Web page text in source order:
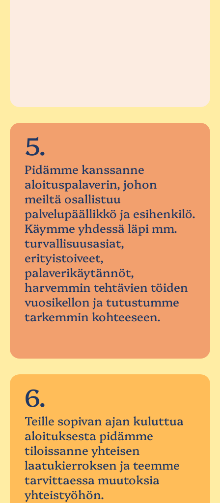
5.
Pidämme kanssanne
aloituspalaverin, johon
meiltä osallistuu
palvelupäällikkö ja esihenkilö.
Käymme yhdessä läpi mm.
turvallisuusasiat,
erityistoiveet,
palaverikäytännöt,
harvemmin tehtävien töiden
vuosikellon ja tutustumme
tarkemmin kohteeseen.
6.
Teille sopivan ajan kuluttua
aloituksesta pidämme
tiloissanne yhteisen
laatukierroksen ja teemme
tarvittaessa muutoksia
yhteistyöhön.